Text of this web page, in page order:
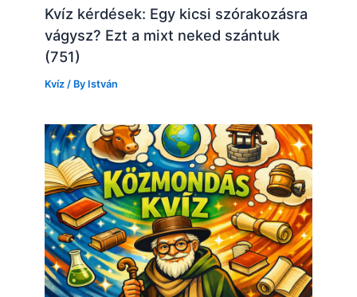
Kvíz kérdések: Egy kicsi szórakozásra
vágysz? Ezt a mixt neked szántuk
(751)
Kvíz / By István